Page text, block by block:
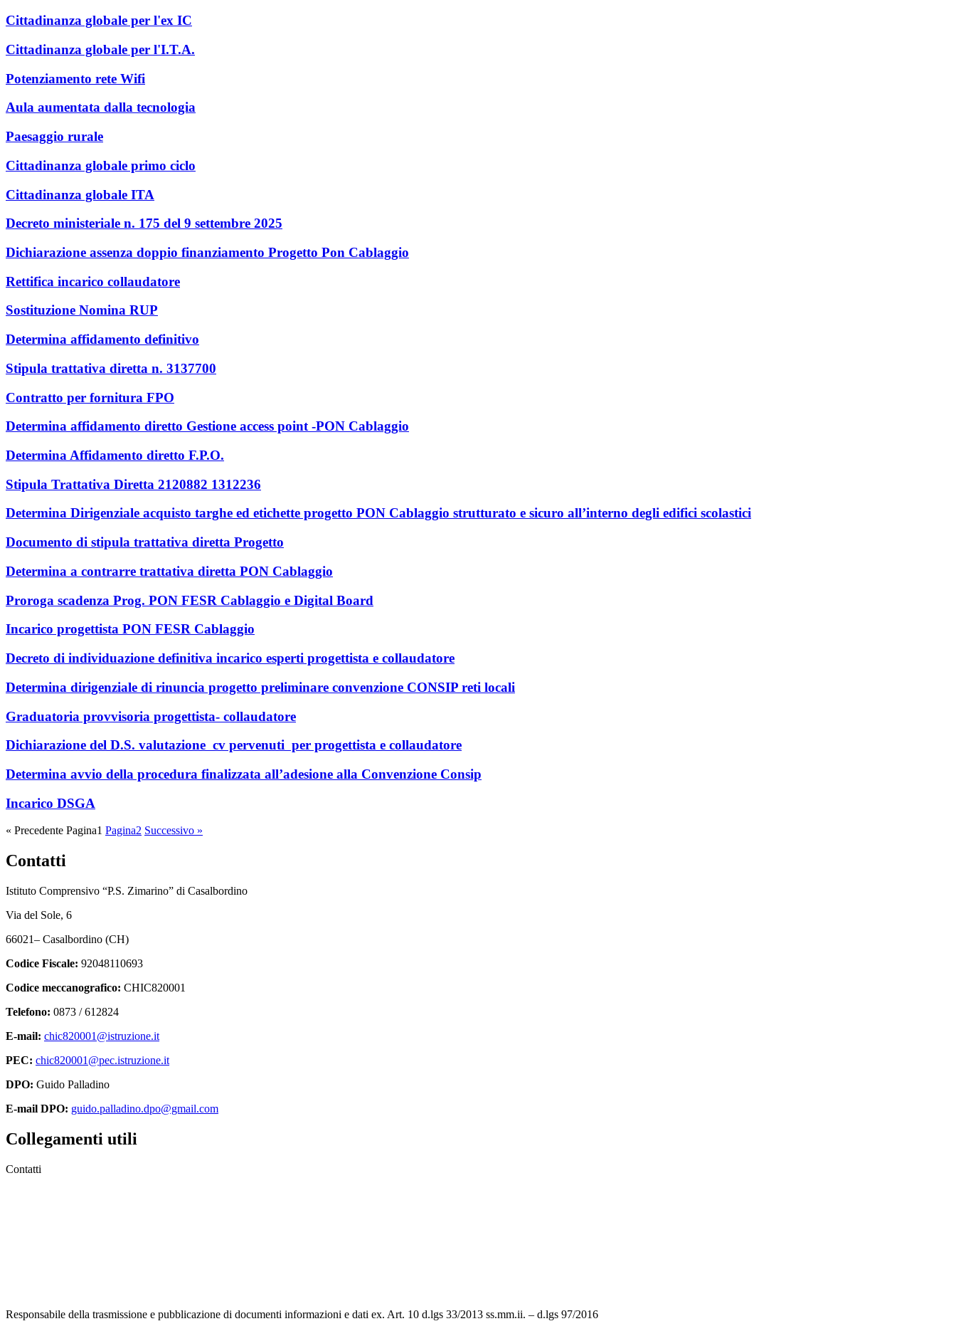
Cittadinanza globale per l'ex IC
Cittadinanza globale per l'I.T.A.
Potenziamento rete Wifi
Aula aumentata dalla tecnologia
Paesaggio rurale
Cittadinanza globale primo ciclo
Cittadinanza globale ITA
Decreto ministeriale n. 175 del 9 settembre 2025
Dichiarazione assenza doppio finanziamento Progetto Pon Cablaggio
Rettifica incarico collaudatore
Sostituzione Nomina RUP
Determina affidamento definitivo
Stipula trattativa diretta n. 3137700
Contratto per fornitura FPO
Determina affidamento diretto Gestione access point -PON Cablaggio
Determina Affidamento diretto F.P.O.
Stipula Trattativa Diretta 2120882 1312236
Determina Dirigenziale acquisto targhe ed etichette progetto PON Cablaggio strutturato e sicuro all’interno degli edifici scolastici
Documento di stipula trattativa diretta Progetto
Determina a contrarre trattativa diretta PON Cablaggio
Proroga scadenza Prog. PON FESR Cablaggio e Digital Board
Incarico progettista PON FESR Cablaggio
Decreto di individuazione definitiva incarico esperti progettista e collaudatore
Determina dirigenziale di rinuncia progetto preliminare convenzione CONSIP reti locali
Graduatoria provvisoria progettista- collaudatore
Dichiarazione del D.S. valutazione cv pervenuti per progettista e collaudatore
Determina avvio della procedura finalizzata all’adesione alla Convenzione Consip
Incarico DSGA
« Precedente Pagina1 Pagina2 Successivo »
Contatti
Istituto Comprensivo “P.S. Zimarino” di Casalbordino
Via del Sole, 6
66021– Casalbordino (CH)
Codice Fiscale: 92048110693
Codice meccanografico: CHIC820001
Telefono: 0873 / 612824
E-mail: chic820001@istruzione.it
PEC: chic820001@pec.istruzione.it
DPO: Guido Palladino
E-mail DPO: guido.palladino.dpo@gmail.com
Collegamenti utili
Contatti
Responsabile della trasmissione e pubblicazione di documenti informazioni e dati ex. Art. 10 d.lgs 33/2013 ss.mm.ii. – d.lgs 97/2016